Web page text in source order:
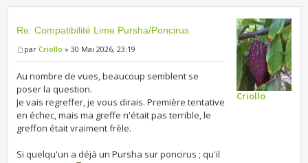
Re: Compatibilité Lime Pursha/Poncirus
parCriollo » 30 Mai 2026, 23:19
Au nombre de vues, beaucoup semblent se
poser la question.
Je vais regreffer, je vous dirais. Première tentative
en échec, mais ma greffe n'était pas terrible, le
greffon était vraiment frèle.
Si quelqu'un a déjà un Pursha sur poncirus ; qu'il
Criollo